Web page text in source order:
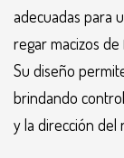
adecuadas para
regar macizos
Su diseño
brindando
y la dirección del